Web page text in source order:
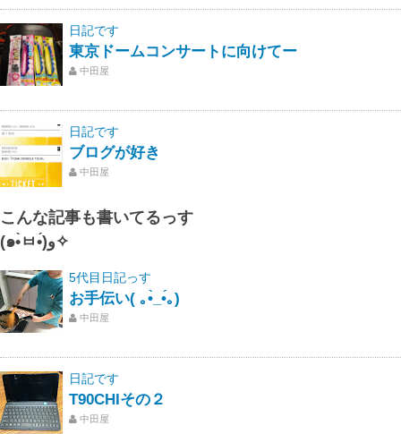
日記です
東京ドームコンサートに向けてー
中田屋
日記です
ブログが好き
中田屋
こんな記事も書いてるっす
(๑•̀ㅂ•́)و✧
5代目日記っす
お手伝い( ｡•̀_•́｡)
中田屋
日記です
T90CHIその２
中田屋